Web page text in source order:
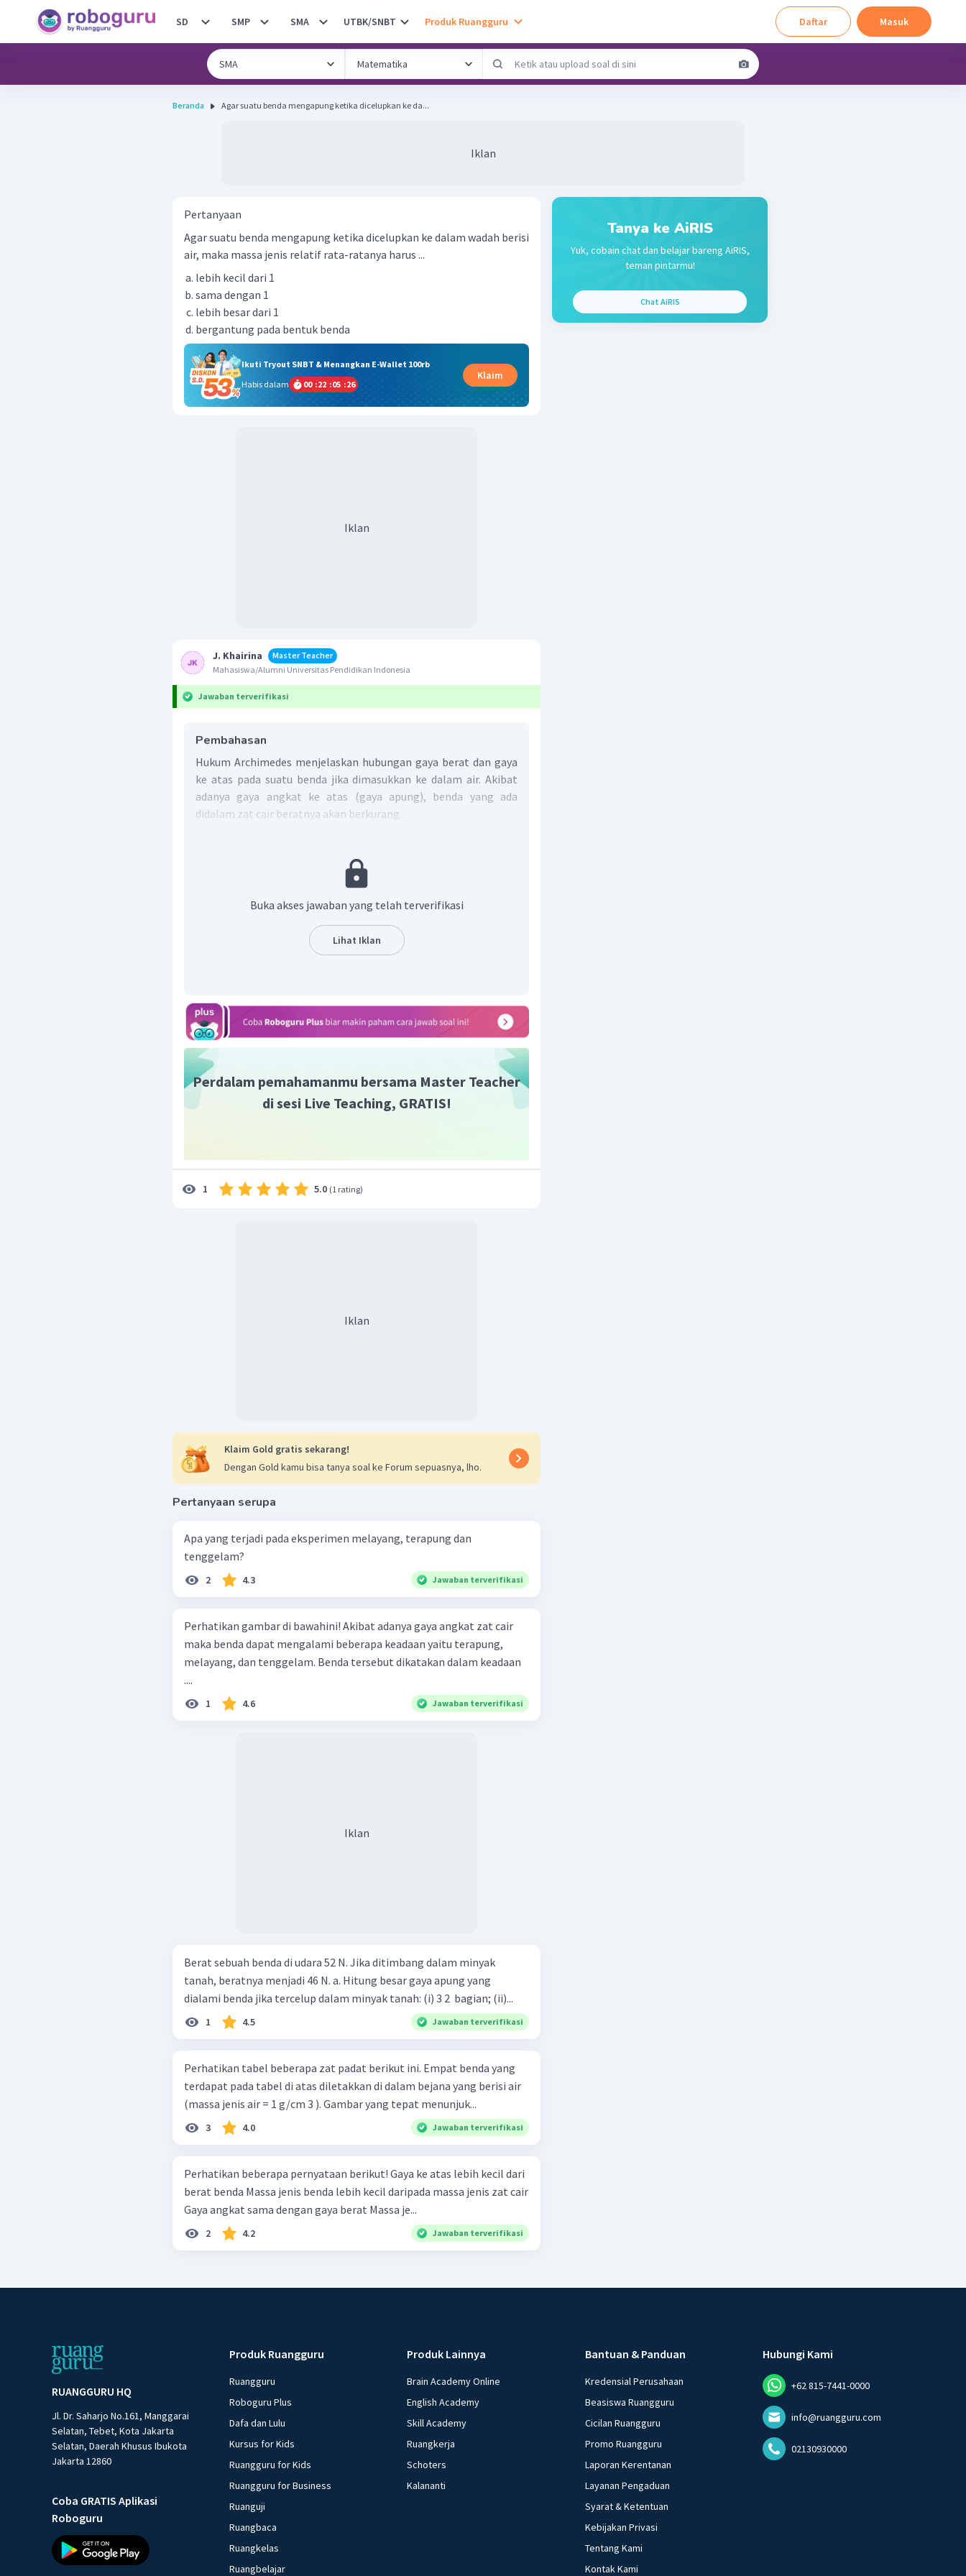
SD SMP SMA UTBK/SNBT Produk Ruangguru Daftar Masuk
Beranda Agar suatu benda mengapung ketika dicelupkan ke da...
Iklan
Pertanyaan
Agar suatu benda mengapung ketika dicelupkan ke dalam wadah berisi
air, maka massa jenis relatif rata-ratanya harus ...
lebih kecil dari 1
sama dengan 1
lebih besar dari 1
bergantung pada bentuk benda
Ikuti Tryout SNBT & Menangkan E-Wallet 100rb
Habis dalam
00 :22 :05 :25
Klaim
Iklan
J. Khairina
Master Teacher
Mahasiswa/Alumni Universitas Pendidikan Indonesia
Jawaban terverifikasi
Pembahasan
Hukum Archimedes menjelaskan hubungan gaya berat dan gaya
ke atas pada suatu benda jika dimasukkan ke dalam air. Akibat
adanya gaya angkat ke atas (gaya apung), benda yang ada
didalam zat cair beratnya akan berkurang.
ketika dicelupkan ke dalam wadah berisi air, maka massa
jenis relatif rata-ratanya harus lebih kecil dari 1 g/cm
Jadi, jawaban yang tepat adalah A
Buka akses jawaban yang telah terverifikasi
Lihat Iklan
Perdalam pemahamanmu bersama Master Teacher
di sesi Live Teaching, GRATIS!
1 5.0 (1 rating)
Iklan
Klaim Gold gratis sekarang!
Dengan Gold kamu bisa tanya soal ke Forum sepuasnya, lho.
Pertanyaan serupa
Apa yang terjadi pada eksperimen melayang, terapung dan
tenggelam?
2 4.3 Jawaban terverifikasi
Perhatikan gambar di bawahini! Akibat adanya gaya angkat zat cair
maka benda dapat mengalami beberapa keadaan yaitu terapung,
melayang, dan tenggelam. Benda tersebut dikatakan dalam keadaan
....
1 4.6 Jawaban terverifikasi
Iklan
Berat sebuah benda di udara 52 N. Jika ditimbang dalam minyak
tanah, beratnya menjadi 46 N. a. Hitung besar gaya apung yang
dialami benda jika tercelup dalam minyak tanah: (i) 3 2 ​ bagian; (ii)...
1 4.5 Jawaban terverifikasi
Perhatikan tabel beberapa zat padat berikut ini. Empat benda yang
terdapat pada tabel di atas diletakkan di dalam bejana yang berisi air
(massa jenis air = 1 g/cm 3 ). Gambar yang tepat menunjuk...
3 4.0 Jawaban terverifikasi
Perhatikan beberapa pernyataan berikut! Gaya ke atas lebih kecil dari
berat benda Massa jenis benda lebih kecil daripada massa jenis zat cair
Gaya angkat sama dengan gaya berat Massa je...
2 4.2 Jawaban terverifikasi
Tanya ke AiRIS
Yuk, cobain chat dan belajar bareng AiRIS,
teman pintarmu!
Chat AiRIS
RUANGGURU HQ
Jl. Dr. Saharjo No.161, Manggarai
Selatan, Tebet, Kota Jakarta
Selatan, Daerah Khusus Ibukota
Jakarta 12860
Coba GRATIS Aplikasi
Roboguru
Produk Ruangguru
Ruangguru
Roboguru Plus
Dafa dan Lulu
Kursus for Kids
Ruangguru for Kids
Ruangguru for Business
Ruanguji
Ruangbaca
Ruangkelas
Ruangbelajar
Produk Lainnya
Brain Academy Online
English Academy
Skill Academy
Ruangkerja
Schoters
Kalananti
Bantuan & Panduan
Kredensial Perusahaan
Beasiswa Ruangguru
Cicilan Ruangguru
Promo Ruangguru
Laporan Kerentanan
Layanan Pengaduan
Syarat & Ketentuan
Kebijakan Privasi
Tentang Kami
Kontak Kami
Hubungi Kami
+62 815-7441-0000
info@ruangguru.com
02130930000